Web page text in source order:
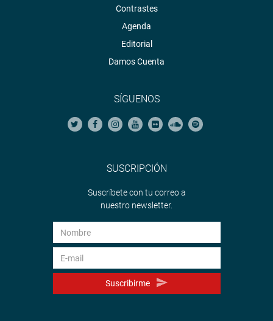
Contrastes
Agenda
Editorial
Damos Cuenta
SÍGUENOS
SUSCRIPCIÓN
Suscríbete con tu correo a
nuestro newsletter.
Suscribirme